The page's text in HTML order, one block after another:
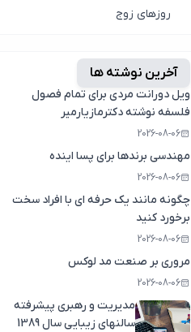
روزهای زوج
آخرین نوشته ها
ویل دورانت مردی برای تمام فصول
فلسفه نوشته دکترمازیارمیر
2026-08-06
مهندسی برندها برای پسا اینده
2026-08-06
چگونه مانند یک حرفه ای با افراد سخت
برخورد کنید
2026-08-06
مروری بر صنعت مد لوکس
2026-08-06
مدیریت و رهبری پیشرفته
سالنهای زیبایی سال 1389